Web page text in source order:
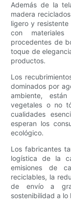
Además de la
madera
ligero y
con
procedentes de
toque de
productos.
Los
dominados por
ambiente,
vegetales o no
cualidades
esperan los
ecológico.
Los fabricantes
logística de la
emisiones de
reciclables, la
de envío a
sostenibilidad a